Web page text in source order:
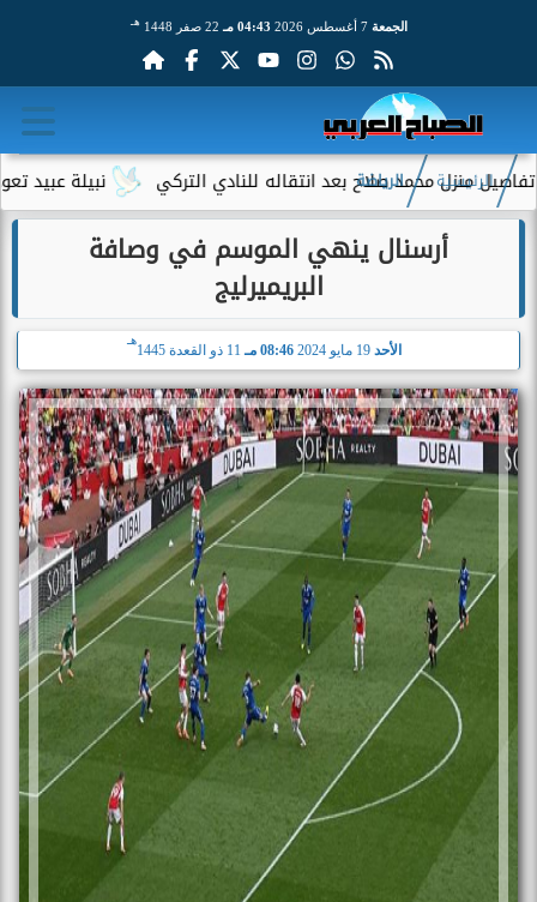
الجمعة 7 أغسطس 2026 04:43 مـ 22 صفر 1448 هـ
نبيلة عبيد تعود إلى محمد صلاح بعد انتقاله للنادي التركي
الرئيسية الرياضة
أرسنال ينهي الموسم في وصافة
البريميرليج
الأحد 19 مايو 2024 08:46 مـ 11 ذو القعدة 1445
هـ